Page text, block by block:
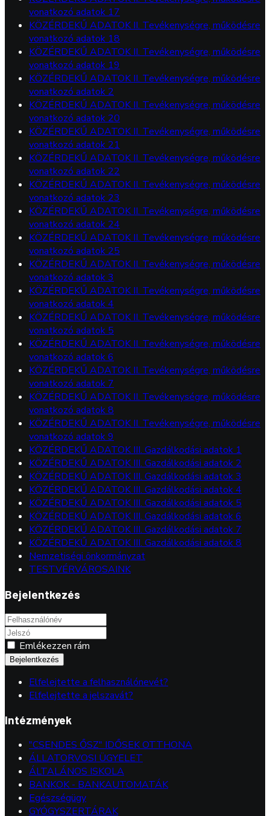
vonatkozó adatok 17
KÖZÉRDEKŰ ADATOK II. Tevékenységre, működésre
vonatkozó adatok 18
KÖZÉRDEKŰ ADATOK II. Tevékenységre, működésre
vonatkozó adatok 19
KÖZÉRDEKŰ ADATOK II. Tevékenységre, működésre
vonatkozó adatok 2
KÖZÉRDEKŰ ADATOK II. Tevékenységre, működésre
vonatkozó adatok 20
KÖZÉRDEKŰ ADATOK II. Tevékenységre, működésre
vonatkozó adatok 21
KÖZÉRDEKŰ ADATOK II. Tevékenységre, működésre
vonatkozó adatok 22
KÖZÉRDEKŰ ADATOK II. Tevékenységre, működésre
vonatkozó adatok 23
KÖZÉRDEKŰ ADATOK II. Tevékenységre, működésre
vonatkozó adatok 24
KÖZÉRDEKŰ ADATOK II. Tevékenységre, működésre
vonatkozó adatok 25
KÖZÉRDEKŰ ADATOK II. Tevékenységre, működésre
vonatkozó adatok 3
KÖZÉRDEKŰ ADATOK II. Tevékenységre, működésre
vonatkozó adatok 4
KÖZÉRDEKŰ ADATOK II. Tevékenységre, működésre
vonatkozó adatok 5
KÖZÉRDEKŰ ADATOK II. Tevékenységre, működésre
vonatkozó adatok 6
KÖZÉRDEKŰ ADATOK II. Tevékenységre, működésre
vonatkozó adatok 7
KÖZÉRDEKŰ ADATOK II. Tevékenységre, működésre
vonatkozó adatok 8
KÖZÉRDEKŰ ADATOK II. Tevékenységre, működésre
vonatkozó adatok 9
KÖZÉRDEKŰ ADATOK III. Gazdálkodási adatok 1
KÖZÉRDEKŰ ADATOK III. Gazdálkodási adatok 2
KÖZÉRDEKŰ ADATOK III. Gazdálkodási adatok 3
KÖZÉRDEKŰ ADATOK III. Gazdálkodási adatok 4
KÖZÉRDEKŰ ADATOK III. Gazdálkodási adatok 5
KÖZÉRDEKŰ ADATOK III. Gazdálkodási adatok 6
KÖZÉRDEKŰ ADATOK III. Gazdálkodási adatok 7
KÖZÉRDEKŰ ADATOK III. Gazdálkodási adatok 8
Nemzetiségi önkormányzat
TESTVÉRVÁROSAINK
Bejelentkezés
Emlékezzen rám
Bejelentkezés
Elfelejtette a felhasználónevét?
Elfelejtette a jelszavát?
Intézmények
"CSENDES ŐSZ" IDŐSEK OTTHONA
ÁLLATORVOSI ÜGYELET
ÁLTALÁNOS ISKOLA
BANKOK - BANKAUTOMATÁK
Egészségügy
GYÓGYSZERTÁRAK